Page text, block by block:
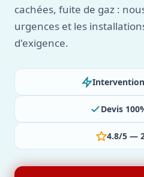
cachées, fuite de gaz :
urgences et les
d'exigence.
Devis
4.8/5 —